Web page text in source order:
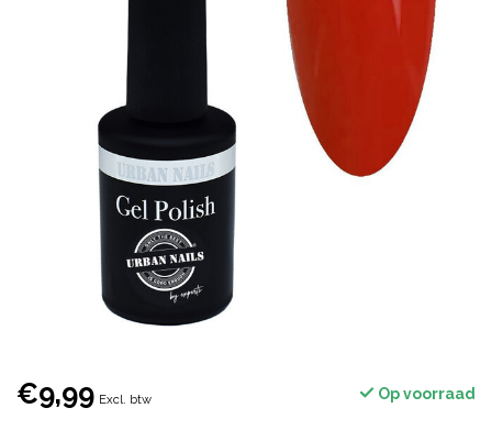
€9,99 Excl. btw Op voorraad